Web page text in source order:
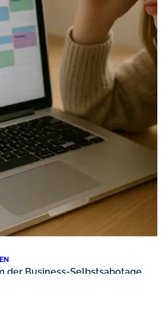
der Business-Selbstsabotage